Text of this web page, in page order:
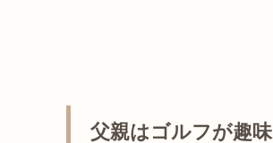
父親はゴルフが趣味